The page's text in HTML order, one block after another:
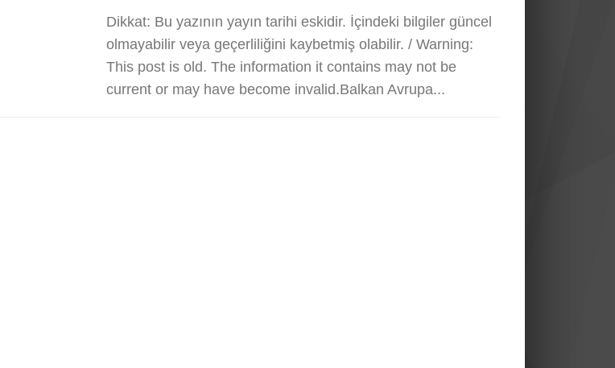
Dikkat: Bu yazının yayın tarihi eskidir. İçindeki bilgiler güncel
olmayabilir veya geçerliliğini kaybetmiş olabilir. / Warning:
This post is old. The information it contains may not be
current or may have become invalid.Balkan Avrupa...